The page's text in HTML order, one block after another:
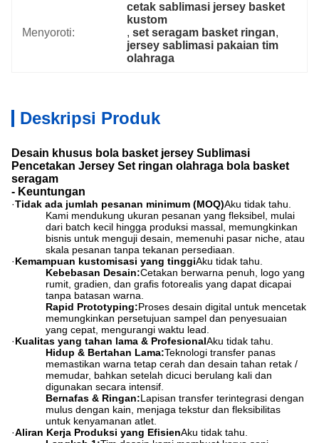
Menyoroti:
cetak sablimasi jersey basket
kustom
, set seragam basket ringan,
jersey sablimasi pakaian tim
olahraga
Deskripsi Produk
Desain khusus bola basket jersey Sublimasi
Pencetakan Jersey Set ringan olahraga bola basket
seragam
- Keuntungan
·Tidak ada jumlah pesanan minimum (MOQ)Aku tidak tahu.
Kami mendukung ukuran pesanan yang fleksibel, mulai
dari batch kecil hingga produksi massal, memungkinkan
bisnis untuk menguji desain, memenuhi pasar niche, atau
skala pesanan tanpa tekanan persediaan.
·Kemampuan kustomisasi yang tinggiAku tidak tahu.
Kebebasan Desain:Cetakan berwarna penuh, logo yang
rumit, gradien, dan grafis fotorealis yang dapat dicapai
tanpa batasan warna.
Rapid Prototyping:Proses desain digital untuk mencetak
memungkinkan persetujuan sampel dan penyesuaian
yang cepat, mengurangi waktu lead.
·Kualitas yang tahan lama & ProfesionalAku tidak tahu.
Hidup & Bertahan Lama:Teknologi transfer panas
memastikan warna tetap cerah dan desain tahan retak /
memudar, bahkan setelah dicuci berulang kali dan
digunakan secara intensif.
Bernafas & Ringan:Lapisan transfer terintegrasi dengan
mulus dengan kain, menjaga tekstur dan fleksibilitas
untuk kenyamanan atlet.
·Aliran Kerja Produksi yang EfisienAku tidak tahu.